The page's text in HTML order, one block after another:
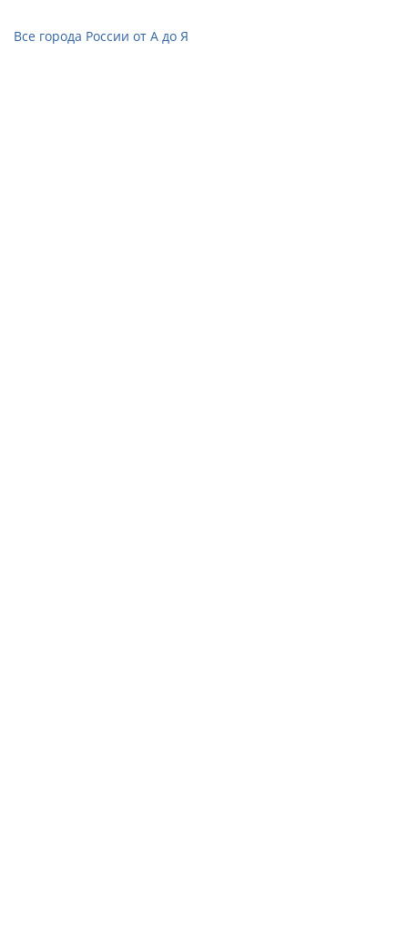
Все города России от А до Я